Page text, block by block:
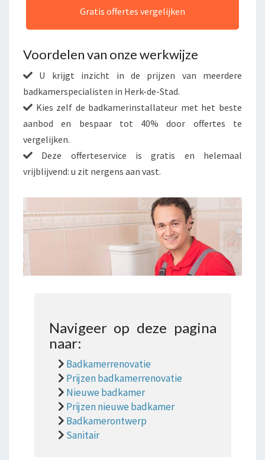
Gratis offertes vergelijken
Voordelen van onze werkwijze
U krijgt inzicht in de prijzen van meerdere
badkamerspecialisten in Herk-de-Stad.
Kies zelf de badkamerinstallateur met het beste
aanbod en bespaar tot 40% door offertes te
vergelijken.
Deze offerteservice is gratis en helemaal
vrijblijvend: u zit nergens aan vast.
Navigeer op deze pagina
naar:
Badkamerrenovatie
Prijzen badkamerrenovatie
Nieuwe badkamer
Prijzen nieuwe badkamer
Badkamerontwerp
Sanitair